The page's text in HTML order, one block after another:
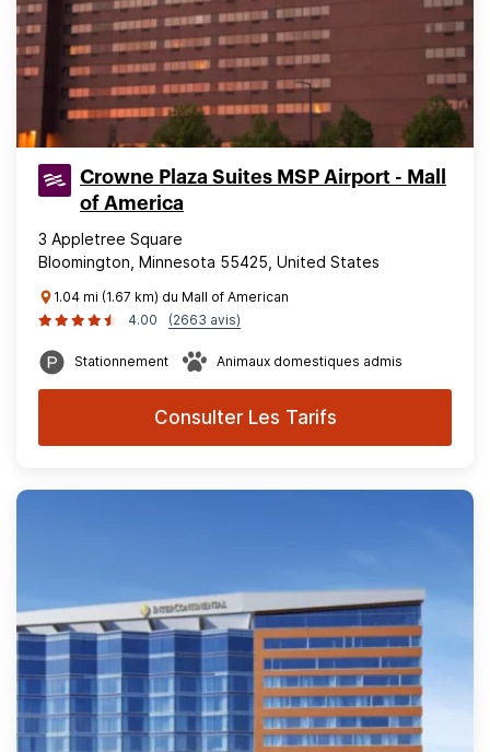
Crowne Plaza Suites MSP Airport - Mall
of America
3 Appletree Square
Bloomington, Minnesota 55425, United States
1.04 mi (1.67 km) du Mall of American
4.00
(2663 avis)
Stationnement Animaux domestiques admis
Consulter Les Tarifs